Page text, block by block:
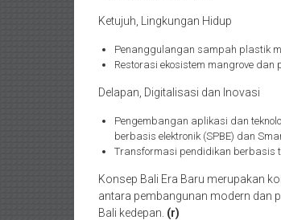
Ketujuh, Lingkungan Hidup
Penanggulangan sampah plastik
Restorasi ekosistem mangrove
Delapan, Digitalisasi dan Inovasi
Pengembangan aplikasi dan
berbasis elektronik (SPBE) dan
Transformasi pendidikan berbasis
Konsep Bali Era Baru merupakan
antara pembangunan modern dan
Bali kedepan. (r)